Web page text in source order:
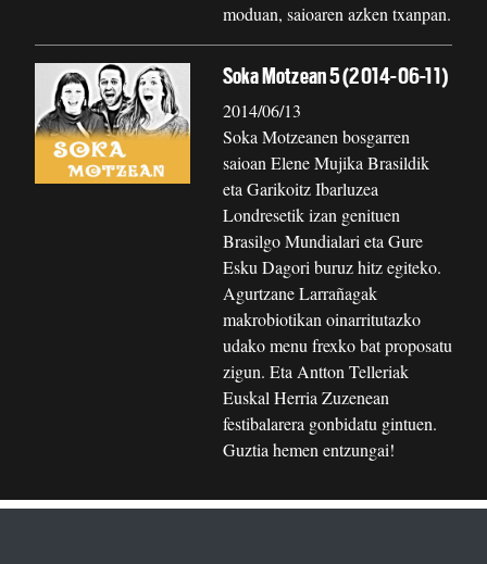
moduan, saioaren azken txanpan.
Soka Motzean 5 (2014-06-11)
2014/06/13
Soka Motzeanen bosgarren
saioan Elene Mujika Brasildik
eta Garikoitz Ibarluzea
Londresetik izan genituen
Brasilgo Mundialari eta Gure
Esku Dagori buruz hitz egiteko.
Agurtzane Larrañagak
makrobiotikan oinarritutazko
udako menu frexko bat proposatu
zigun. Eta Antton Telleriak
Euskal Herria Zuzenean
festibalarera gonbidatu gintuen.
Guztia hemen entzungai!